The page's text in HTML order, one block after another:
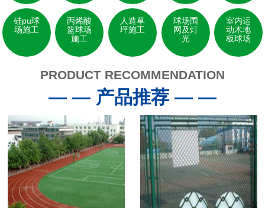
硅pu球
场施工
丙烯酸
篮球场
施工
人造草
坪施工
球场围
网及灯
光
室内运
动木地
板球场
PRODUCT RECOMMENDATION
— — 产品推荐 — —